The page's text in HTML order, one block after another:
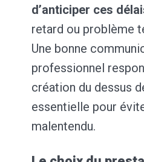
d’anticiper ces
retard ou problème
Une bonne
professionnel
création du dessus
essentielle pour
malentendu.